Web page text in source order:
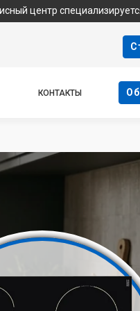
на
КОНТАКТЫ